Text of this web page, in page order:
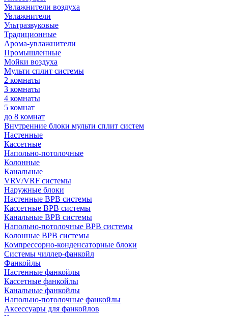
Увлажнители воздуха
Увлажнители
Ультразвуковые
Традиционные
Арома-увлажнители
Промышленные
Мойки воздуха
Мульти сплит системы
2 комнаты
3 комнаты
4 комнаты
5 комнат
до 8 комнат
Внутренние блоки мульти сплит систем
Настенные
Кассетные
Напольно-потолочные
Колонные
Канальные
VRV/VRF системы
Наружные блоки
Настенные ВРВ системы
Кассетные ВРВ системы
Канальные ВРВ системы
Напольно-потолочные ВРВ системы
Колонные ВРВ системы
Компрессорно-конденсаторные блоки
Системы чиллер-фанкойл
Фанкойлы
Настенные фанкойлы
Кассетные фанкойлы
Канальные фанкойлы
Напольно-потолочные фанкойлы
Аксессуары для фанкойлов